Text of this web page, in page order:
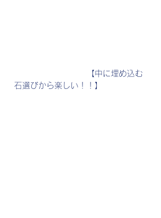
【中に埋め込む
石選びから楽しい！！】